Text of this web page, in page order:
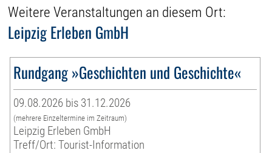
Weitere Veranstaltungen an diesem Ort:
Leipzig Erleben GmbH
Rundgang »Geschichten und Geschichte«
09.08.2026 bis 31.12.2026
(mehrere Einzeltermine im Zeitraum)
Leipzig Erleben GmbH
Treff/Ort: Tourist-Information